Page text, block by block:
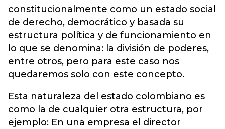
constitucionalmente como un estado social
de derecho, democrático y basada su
estructura política y de funcionamiento en
lo que se denomina: la división de poderes,
entre otros, pero para este caso nos
quedaremos solo con este concepto.
Esta naturaleza del estado colombiano es
como la de cualquier otra estructura, por
ejemplo: En una empresa el director